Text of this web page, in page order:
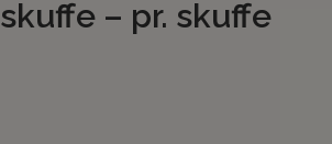
skuffe – pr. skuffe